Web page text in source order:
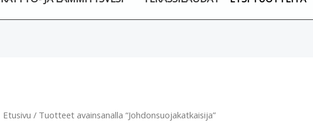
Etusivu / Tuotteet avainsanalla “Johdonsuojakatkaisija”